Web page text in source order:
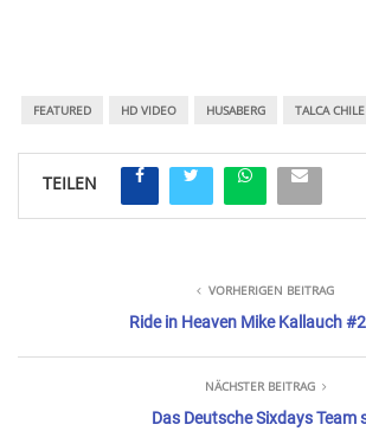
FEATURED HD VIDEO HUSABERG TALCA CHILE
TEILEN
VORHERIGEN BEITRAG
Ride in Heaven Mike Kallauch
NÄCHSTER BEITRAG
Das Deutsche Sixdays Team